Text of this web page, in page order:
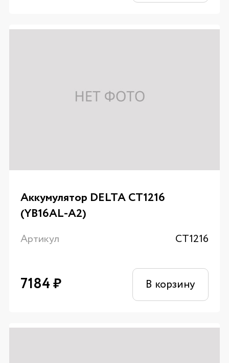
Аккумулятор DELTA CT1216
(YB16AL-A2)
Артикул CT1216
7184₽ В корзину